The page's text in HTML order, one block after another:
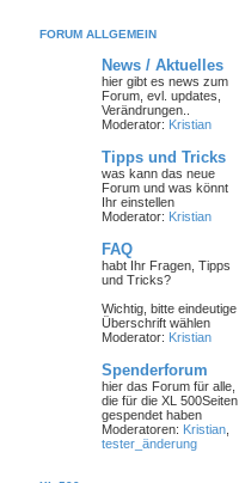
FORUM ALLGEMEIN
News / Aktuelles
hier gibt es news zum
Forum, evl. updates,
Verändrungen..
Moderator: Kristian
Tipps und Tricks
was kann das neue
Forum und was könnt
Ihr einstellen
Moderator: Kristian
FAQ
habt Ihr Fragen, Tipps
und Tricks?
Wichtig, bitte eindeutige
Überschrift wählen
Moderator: Kristian
Spenderforum
hier das Forum für alle,
die für die XL 500Seiten
gespendet haben
Moderatoren: Kristian
tester_änderung